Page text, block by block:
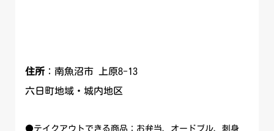
住所：南魚沼市 上原8-13
六日町地域・城内地区
●テイクアウトできる商品：お弁当、オードブル、刺身